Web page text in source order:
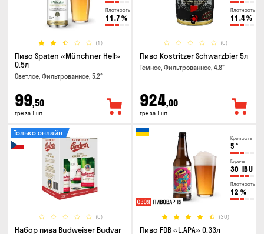
Плотность
11.7 %
(1)
Пиво Spaten «Münchner Hell»
0.5л
Светлое, Фильтрованное, 5.2°
99,50
грн за 1 шт
Плотность
11.4%
(0)
Пиво Kostritzer Schwarzbier 5л
Темное, Фильтрованное, 4.8°
924,00
грн за 1 шт
(0)
Только онлайн
Набор пива Budweiser Budvar
Крепость
5 °
Горечь
30 IBU
Плотность
12 %
(30)
Пиво FDB «L.APA» 0.33л